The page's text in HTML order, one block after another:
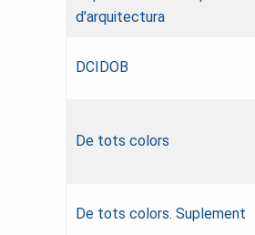
d'arquitectura
DCIDOB
De tots colors
De tots colors. Suplement